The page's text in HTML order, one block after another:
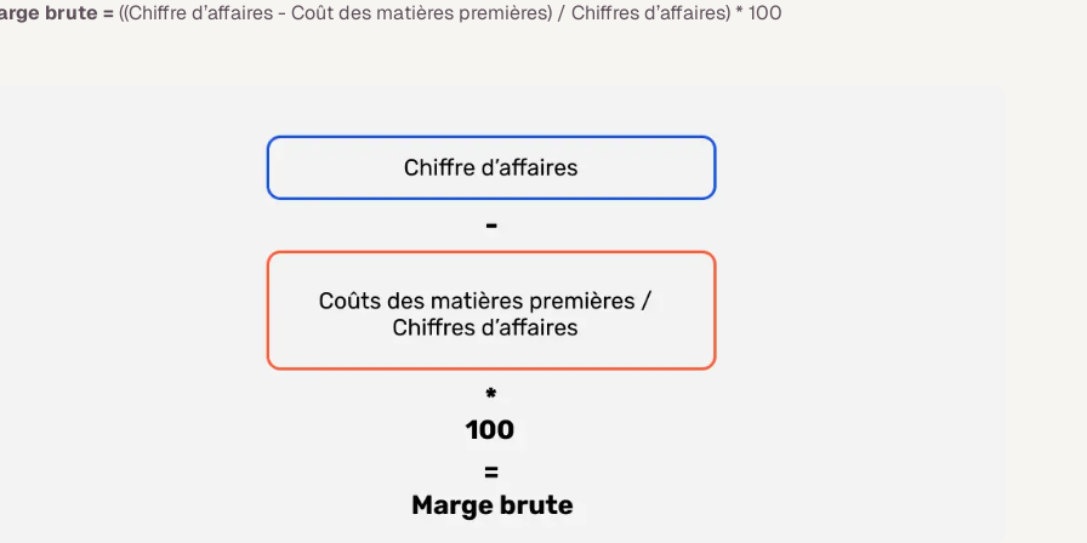
brute =((Chiffre d’affaires - Coût des matières premières) / Chiffres d’affaires) * 100